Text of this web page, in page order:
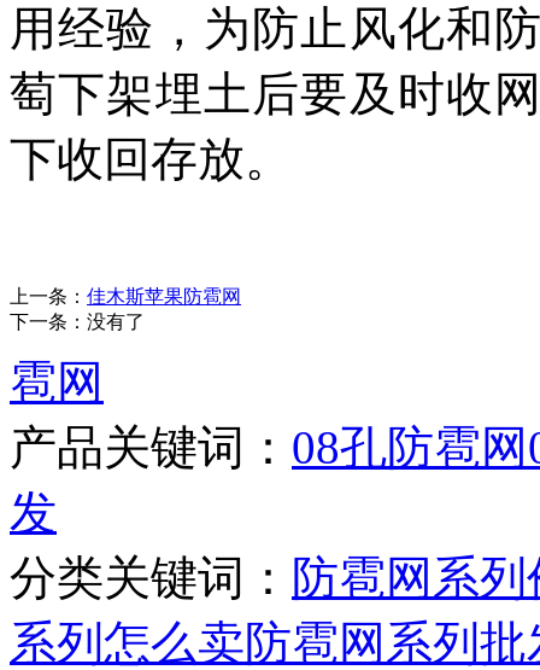
用经验，为防止风化和
萄下架埋土后要及时收
下收回存放。
上一条： 佳木斯苹果防雹网
下一条：没有了
雹网
产品关键词： 08孔防雹网
发
分类关键词： 防雹网系列
系列怎么卖防雹网系列批